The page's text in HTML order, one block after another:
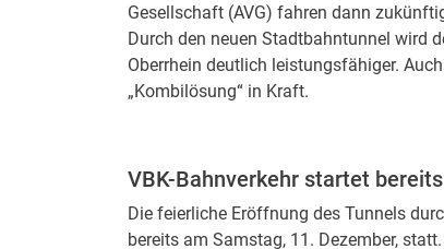
Gesellschaft (AVG) fahren dann
Durch den neuen Stadtbahntunnel wird
Oberrhein deutlich leistungsfähiger.
„Kombilösung“ in Kraft.
VBK-Bahnverkehr startet
Die feierliche Eröffnung des Tunnels
bereits am Samstag, 11. Dezember,